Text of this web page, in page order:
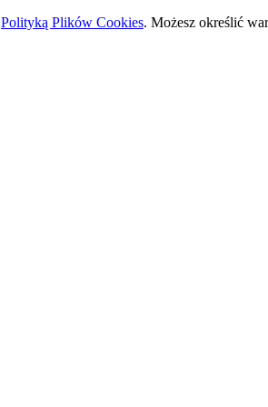
Polityką Plików Cookies. Możesz określić